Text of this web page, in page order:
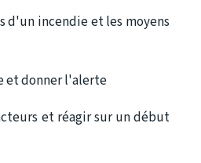
d'un incendie et les moyens
et donner l'alerte
et réagir sur un début